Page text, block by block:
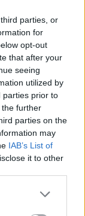
parties, or
for
opt-out
that after your
seeing
utilized by
parties prior to
further
parties on the
may
IAB’s List of
it to other
ESG
alapot!